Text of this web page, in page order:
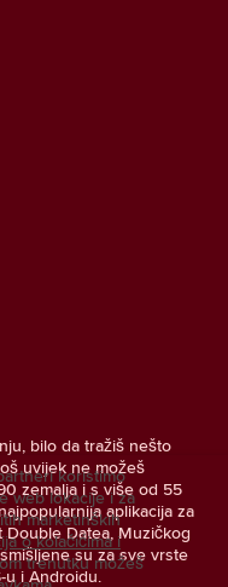
bilo da tražiš nešto
uvijek ne možeš
zemalja i s više od 55
aplikacija za
Datea, Muzičkog
su za sve vrste
u i Androidu.
koristimo
web lokacije i za
marketinških
o kolačićima i
trenutku možeš